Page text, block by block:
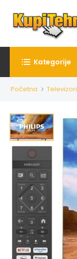
Kategorije
Početna Televizori